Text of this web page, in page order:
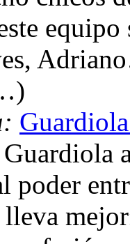
poder
lleva